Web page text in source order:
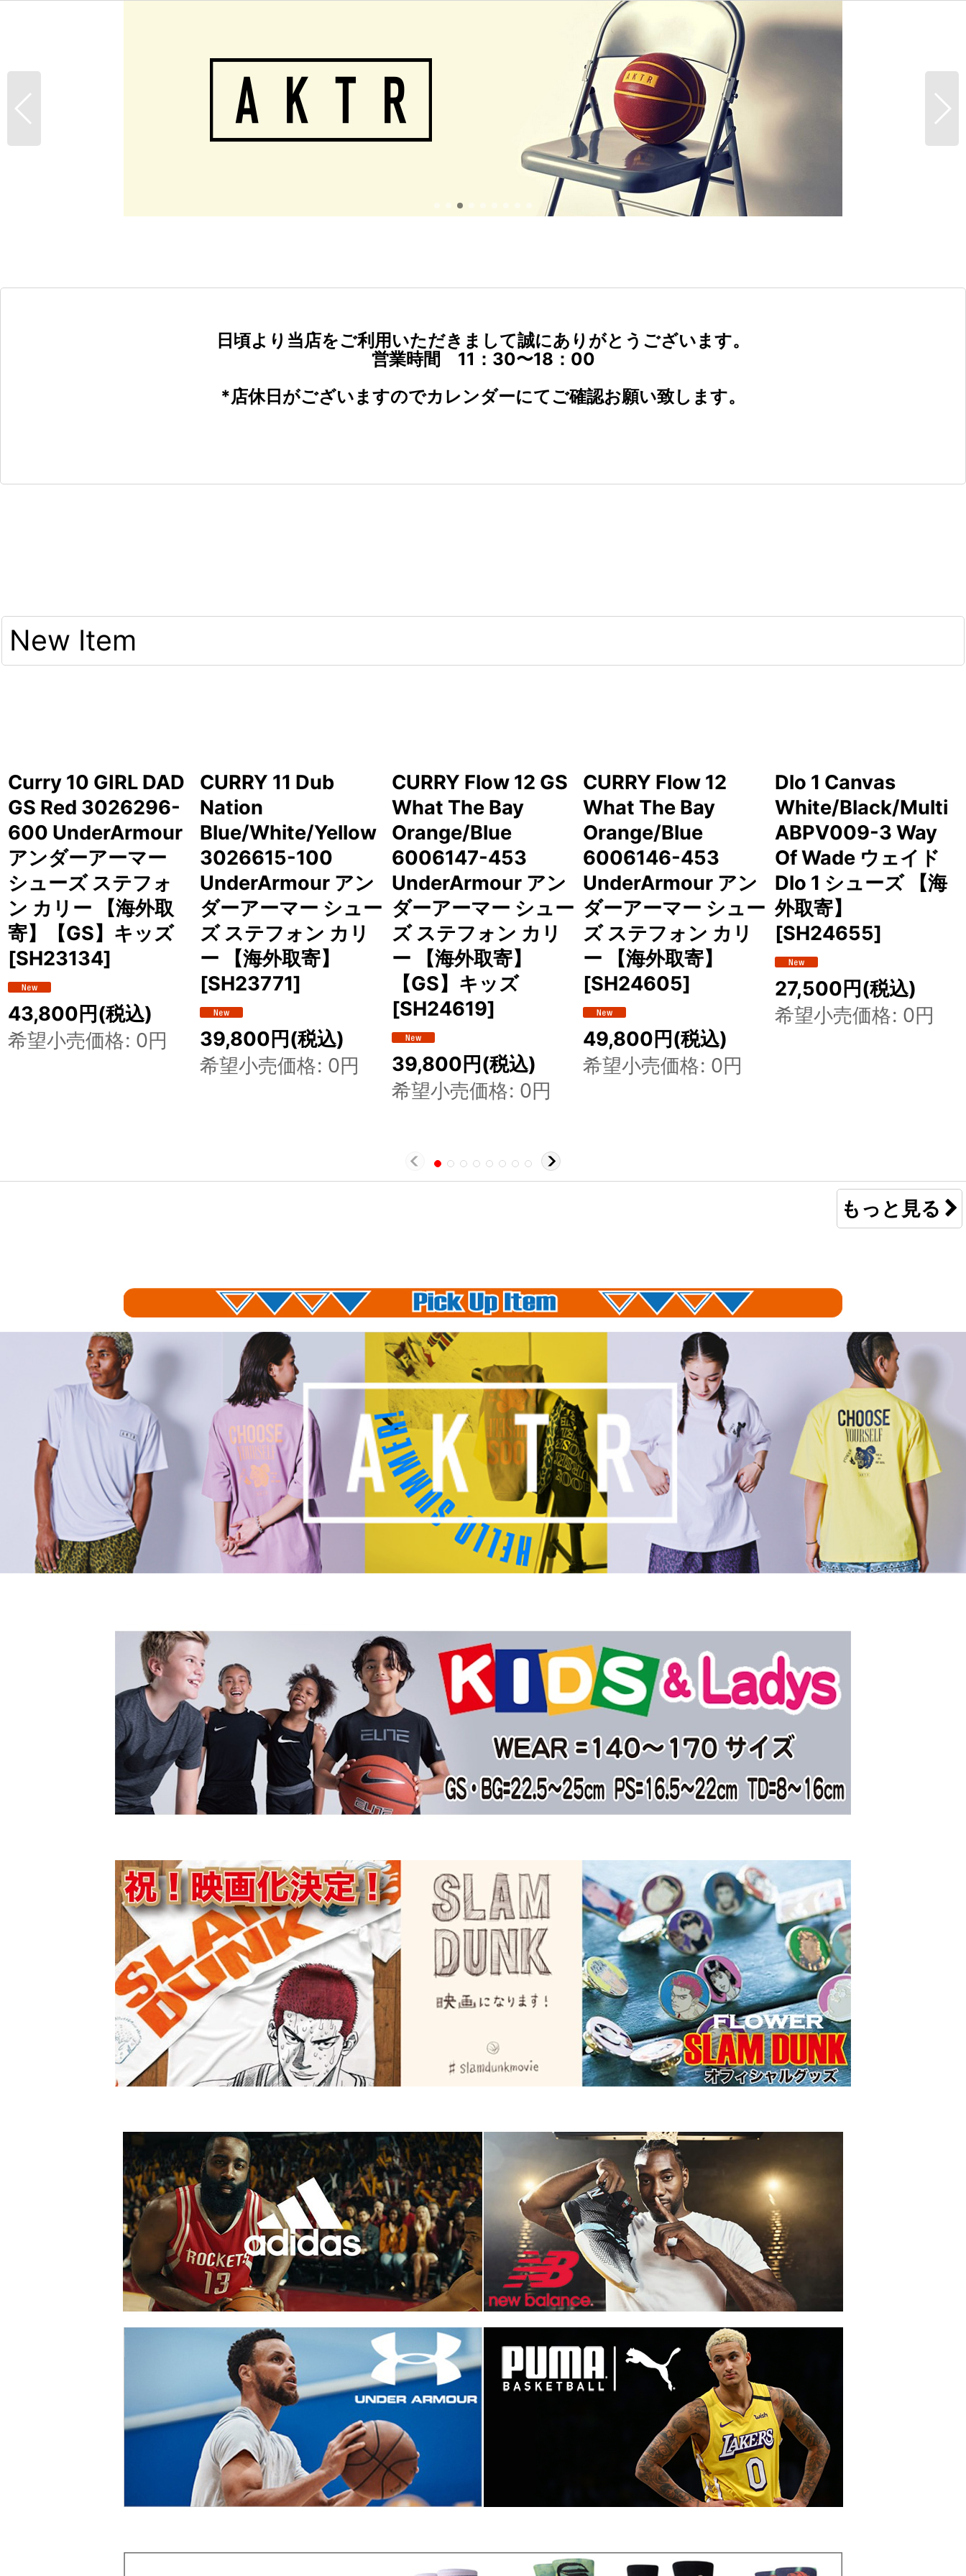
日頃より当店をご利用いただきまして誠にありがとうございます。
営業時間 11：30〜18：00
*店休日がございますのでカレンダーにてご確認お願い致します。
New Item
Curry 10 GIRL DAD
GS Red 3026296-
600 UnderArmour
アンダーアーマー
シューズ ステフォ
ン カリー 【海外取
寄】【GS】キッズ
[SH23134]
43,800円(税込)
希望小売価格: 0円
CURRY 11 Dub
Nation
Blue/White/Yellow
3026615-100
UnderArmour アン
ダーアーマー シュー
ズ ステフォン カリ
ー 【海外取寄】
[SH23771]
39,800円(税込)
希望小売価格: 0円
CURRY Flow 12 GS
What The Bay
Orange/Blue
6006147-453
UnderArmour アン
ダーアーマー シュー
ズ ステフォン カリ
ー 【海外取寄】
【GS】キッズ
[SH24619]
39,800円(税込)
希望小売価格: 0円
CURRY Flow 12
What The Bay
Orange/Blue
6006146-453
UnderArmour アン
ダーアーマー シュー
ズ ステフォン カリ
ー 【海外取寄】
[SH24605]
49,800円(税込)
希望小売価格: 0円
Dlo 1 Canvas
White/Black/Multi
ABPV009-3 Way
Of Wade ウェイド
Dlo 1 シューズ 【海
外取寄】
[SH24655]
27,500円(税込)
希望小売価格: 0円
もっと見る